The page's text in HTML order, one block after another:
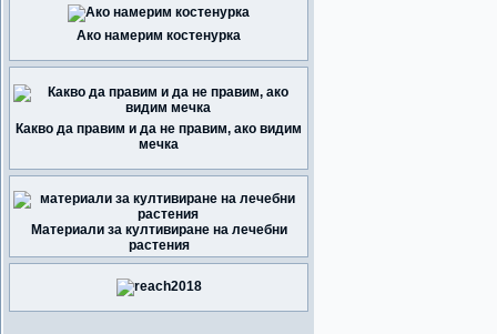
Ако намерим костенурка
Какво да правим и да не правим, ако видим
мечка
Материали за култивиране на лечебни
растения